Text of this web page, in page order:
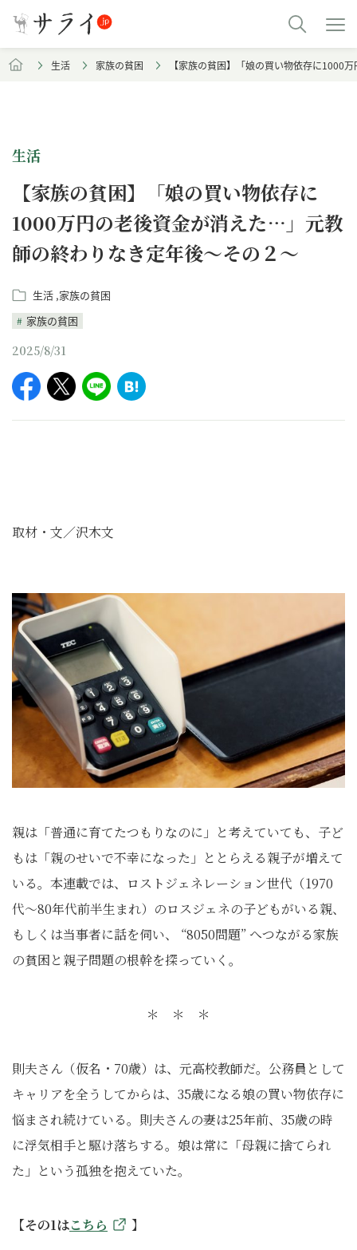
生活 家族の貧困 【家族の貧困】「娘の買い物依存に1000
生活
【家族の貧困】「娘の買い物依存に
1000万円の老後資金が消えた…」元教
師の終わりなき定年後～その２～
生活 家族の貧困
家族の貧困
2025/8/31
取材・文／沢木文
親は「普通に育てたつもりなのに」と考えていても、子ど
もは「親のせいで不幸になった」ととらえる親子が増えて
いる。本連載では、ロストジェネレーション世代（1970
代～80年代前半生まれ）のロスジェネの子どもがいる親、
もしくは当事者に話を伺い、 “8050問題” へつながる家族
の貧困と親子問題の根幹を探っていく。
＊ ＊ ＊
則夫さん（仮名・70歳）は、元高校教師だ。公務員として
キャリアを全うしてからは、35歳になる娘の買い物依存に
悩まされ続けている。則夫さんの妻は25年前、35歳の時
に浮気相手と駆け落ちする。娘は常に「母親に捨てられ
た」という孤独を抱えていた。
【その1はこちら 】